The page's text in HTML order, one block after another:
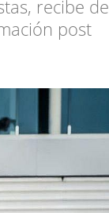
recibe de
post